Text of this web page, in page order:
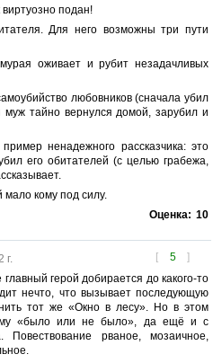
подан!
Для него возможны три пути
оживает и рубит незадачливых
любовников (сначала убил
тайно вернулся домой, зарубил и
ненадежного рассказчика: это
его обитателей (с целью грабежа,
кому под силу.
Оценка: 10
[ 5 ]
г.
герой добирается до какого-то
нечто, что вызывает последующую
тот же «Окно в лесу». Но в этом
«было или не было», да ещё и с
Повествование рваное, мозаичное,